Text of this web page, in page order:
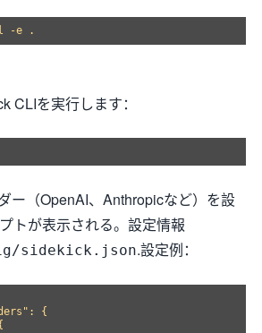
CLIを実行します：
ー（OpenAI、Anthropicなど）を設
トが表示される。設定情報
sidekick.json.設定例：
{